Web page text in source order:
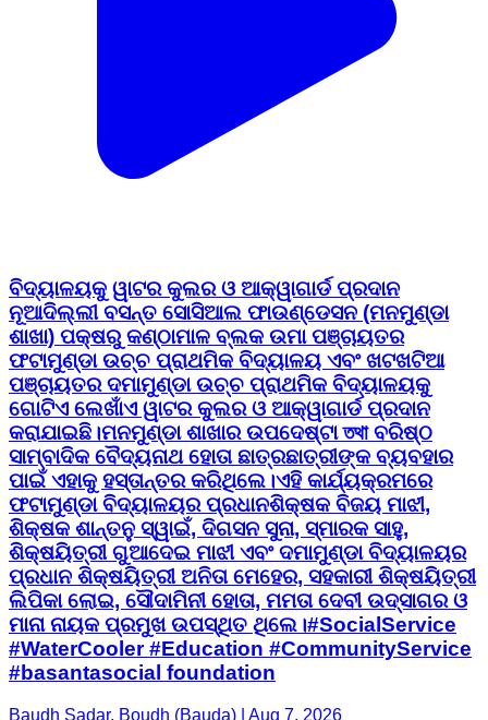
ବିଦ୍ୟାଳୟକୁ ୱାଟର କୁଲର ଓ ଆକ୍ୱାଗାର୍ଡ ପ୍ରଦାନ ​
ନୂଆଦିଲ୍ଲୀ ବସନ୍ତ ସୋସିଆଲ ଫାଉଣ୍ଡେସନ (ମନମୁଣ୍ଡା
ଶାଖା) ପକ୍ଷରୁ କଣ୍ଠାମାଳ ବ୍ଲକ ଉମା ପଞ୍ଚାୟତର
ଫଟାମୁଣ୍ଡା ଉଚ୍ଚ ପ୍ରାଥମିକ ବିଦ୍ୟାଳୟ ଏବଂ ଖଟଖଟିଆ
ପଞ୍ଚାୟତର ଦମାମୁଣ୍ଡା ଉଚ୍ଚ ପ୍ରାଥମିକ ବିଦ୍ୟାଳୟକୁ
ଗୋଟିଏ ଲେଖାଁଏ ୱାଟର କୁଲର ଓ ଆକ୍ୱାଗାର୍ଡ ପ୍ରଦାନ
କରାଯାଇଛି। ​ମନମୁଣ୍ଡା ଶାଖାର ଉପଦେଷ୍ଟା তথা ବରିଷ୍ଠ
ସାମ୍ବାଦିକ ବୈଦ୍ୟନାଥ ହୋତା ଛାତ୍ରଛାତ୍ରୀଙ୍କ ବ୍ୟବହାର
ପାଇଁ ଏହାକୁ ହସ୍ତାନ୍ତର କରିଥିଲେ। ​ଏହି କାର୍ଯ୍ୟକ୍ରମରେ
ଫଟାମୁଣ୍ଡା ବିଦ୍ୟାଳୟର ପ୍ରଧାନଶିକ୍ଷକ ବିଜୟ ମାଝୀ,
ଶିକ୍ଷକ ଶାନ୍ତନୁ ସ୍ୱାଇଁ, ଦିଗସନ ସୁନା, ସ୍ମାରକ ସାହୁ,
ଶିକ୍ଷୟିତ୍ରୀ ଗୁଆଦେଇ ମାଝୀ ଏବଂ ଦମାମୁଣ୍ଡା ବିଦ୍ୟାଳୟର
ପ୍ରଧାନ ଶିକ୍ଷୟିତ୍ରୀ ଅନିତା ମେହେର, ସହକାରୀ ଶିକ୍ଷୟିତ୍ରୀ
ଲିପିକା ଲୋଇ, ସୌଦାମିନୀ ହୋତା, ମମତା ଦେବୀ ଉଦ୍‌ସାଗର ଓ
ମାନା ନାୟକ ପ୍ରମୁଖ ଉପସ୍ଥିତ ଥିଲେ। ​#SocialService
#WaterCooler #Education #CommunityService
#basantasocial foundation
Baudh Sadar, Boudh (Bauda) | Aug 7, 2026